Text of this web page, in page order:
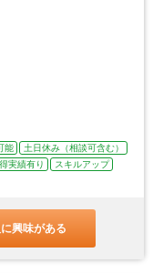
能
土日休み（相談可含む）
実績有り
スキルアップ
興味がある